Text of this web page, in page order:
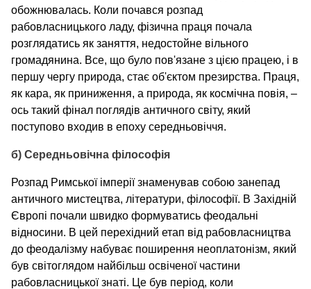
обожнювалась. Коли почався розпад
рабовласницького ладу, фізична праця почала
розглядатись як заняття, недостойне вільного
громадянина. Все, що було пов'язане з цією працею, і в
першу чергу природа, стає об'єктом презирства. Праця,
як кара, як приниження, а природа, як космічна повія, –
ось такий фінал поглядів античного світу, який
поступово входив в епоху середньовіччя.
б) Середньовічна філософія
Розпад Римської імперії знаменував собою занепад
античного мистецтва, літератури, філософії. В Західній
Європі почали швидко формуватись феодальні
відносини. В цей перехідний етап від рабовласництва
до феодалізму набуває поширення неоплатонізм, який
був світоглядом найбільш освіченої частини
рабовласницької знаті. Це був період, коли